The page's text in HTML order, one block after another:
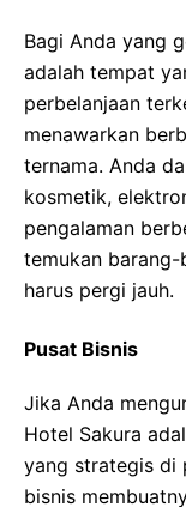
Bagi Anda yang
adalah tempat
perbelanjaan
menawarkan
ternama. Anda
kosmetik,
pengalaman
temukan
harus pergi jauh.
Pusat Bisnis
Jika Anda
Hotel Sakura
yang strategis di
bisnis